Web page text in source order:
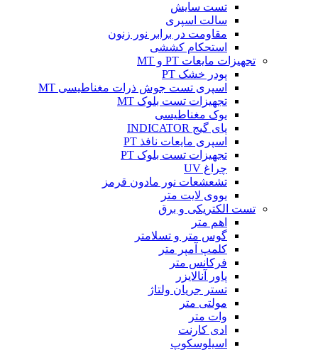
تست سایش
سالت اسپری
مقاومت در برابر نور زنون
استحکام کششی
تجهیزات مایعات PT و MT
پودر خشک PT
اسپری تست جوش ذرات مغناطیسی MT
تجهیزات تست بلوک MT
یوک مغناطیسی
پای گیج INDICATOR
اسپری مایعات نافذ PT
تجهیزات تست بلوک PT
چراغ UV
تشعشعات نور مادون قرمز
یووی لایت متر
تست الکتریکی و برق
اهم متر
گوس متر و تسلامتر
کلمپ آمپر متر
فرکانس متر
پاور آنالایزر
تستر جریان ولتاژ
مولتی متر
وات متر
ادی کارنت
اسیلوسکوپ